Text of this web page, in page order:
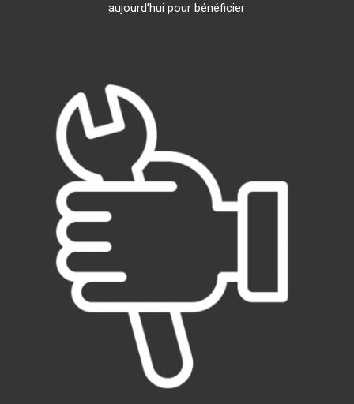
aujourd'hui pour bénéficier